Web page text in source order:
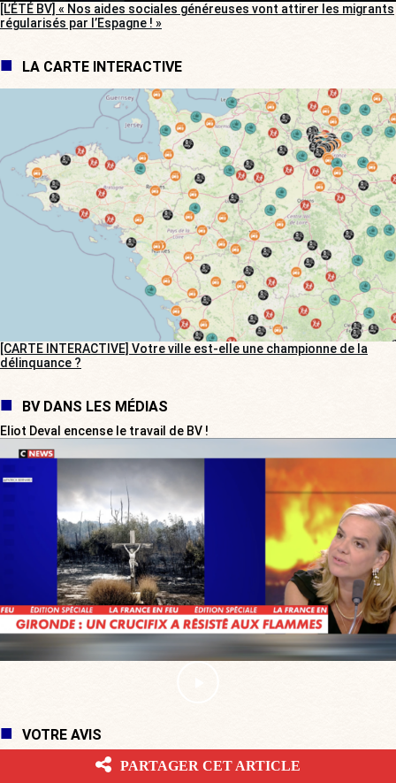
[L’ÉTÉ BV] « Nos aides sociales généreuses vont attirer les migrants
régularisés par l’Espagne ! »
LA CARTE INTERACTIVE
[CARTE INTERACTIVE] Votre ville est-elle une championne de la
délinquance ?
BV DANS LES MÉDIAS
Eliot Deval encense le travail de BV !
VOTRE AVIS
PARTAGER CET ARTICLE